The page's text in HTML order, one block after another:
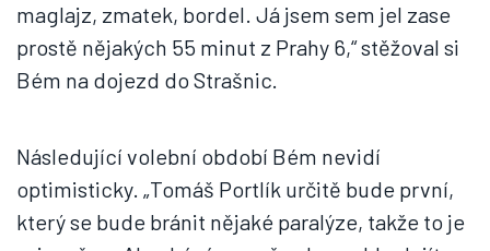
maglajz, zmatek, bordel. Já jsem sem jel zase
prostě nějakých 55 minut z Prahy 6,“ stěžoval si
Bém na dojezd do Strašnic.
Následující volební období Bém nevidí
optimisticky. „Tomáš Portlík určitě bude první,
který se bude bránit nějaké paralýze, takže to je